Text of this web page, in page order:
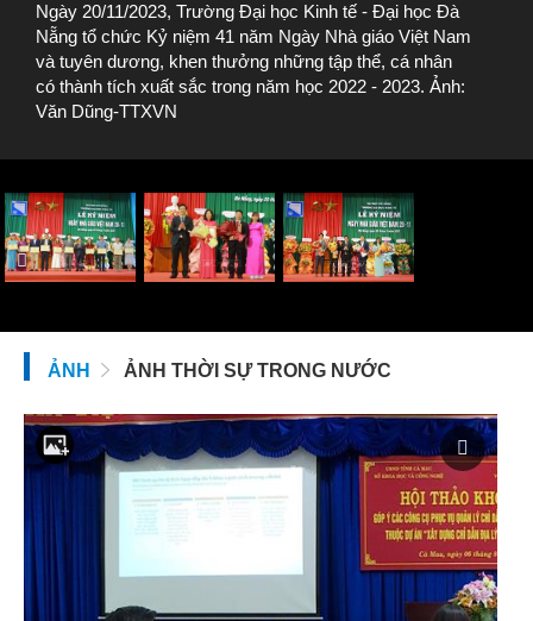
Ngày 20/11/2023, Trường Đại học Kinh tế - Đại học Đà
Nẵng tổ chức Kỷ niệm 41 năm Ngày Nhà giáo Việt Nam
và tuyên dương, khen thưởng những tập thể, cá nhân
có thành tích xuất sắc trong năm học 2022 - 2023. Ảnh:
Văn Dũng-TTXVN
ẢNH ẢNH THỜI SỰ TRONG NƯỚC